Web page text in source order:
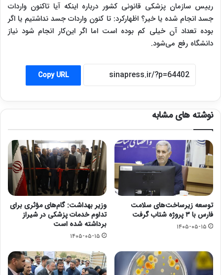
رییس سازمان پزشکی قانونی کشور درباره اینکه آیا تاکنون واردات
جسد انجام شده یا خیر؟ اظهارکرد: تا کنون واردات جسد نداشتیم یا اگر
بوده تعداد آن خیلی کم بوده است اما اگر این‌کار انجام شود نیاز
دانشگاه رفع می‌شود.
Copy URL
نوشته های مشابه
توسعه زیرساخت‌های سلامت
فارس با ۳ پروژه شتاب گرفت
۱۴۰۵-۰۵-۱۵
وزیر بهداشت: گام‌های مؤثری برای
تداوم خدمات پزشکی در شیراز
برداشته شده است
۱۴۰۵-۰۵-۱۵